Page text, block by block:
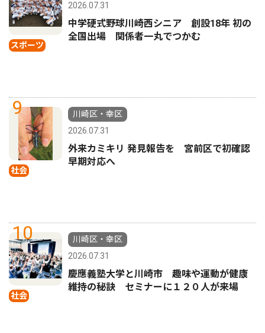
スポーツ
2026.07.31
中学硬式野球川崎西シニア 創設18年 初の
全国出場 関係者一丸でつかむ
9
社会
川崎区・幸区
2026.07.31
外来カミキリ 発見報告を 宮前区で初確認
早期対応へ
10
社会
川崎区・幸区
2026.07.31
慶應義塾大学と川崎市 趣味や運動が健康
維持の秘訣 セミナーに１２０人が来場